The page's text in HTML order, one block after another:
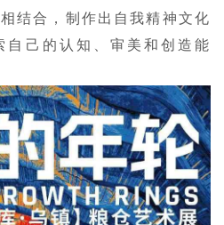
结合，制作出自我精神文化
自己的认知、审美和创造能